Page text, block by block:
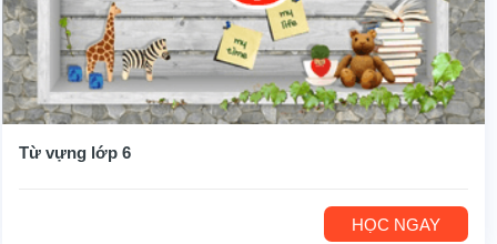
Từ vựng lớp 6
HỌC NGAY